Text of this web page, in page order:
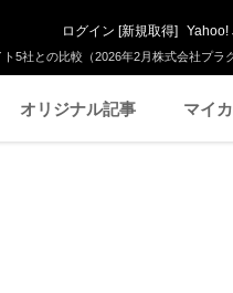
5社との比較（2026年2月株式会社プラ
ログイン [新規取得] Yahoo!
オリジナル記事 マイ